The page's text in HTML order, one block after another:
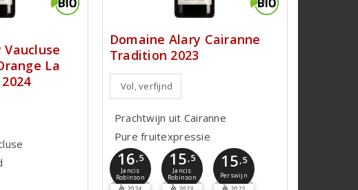
La
Domaine Alary Cairanne
Tradition 2023
Vol, verfijnd
Prachtwijn uit Cairanne
Pure fruitexpressie
16,5
Jancis
Robinson
15,5
Jancis
Robinson
15,5
Perswijn